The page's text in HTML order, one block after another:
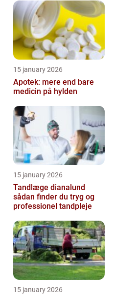
15 january 2026
Apotek: mere end bare
medicin på hylden
15 january 2026
Tandlæge dianalund
sådan finder du tryg og
professionel tandpleje
15 january 2026